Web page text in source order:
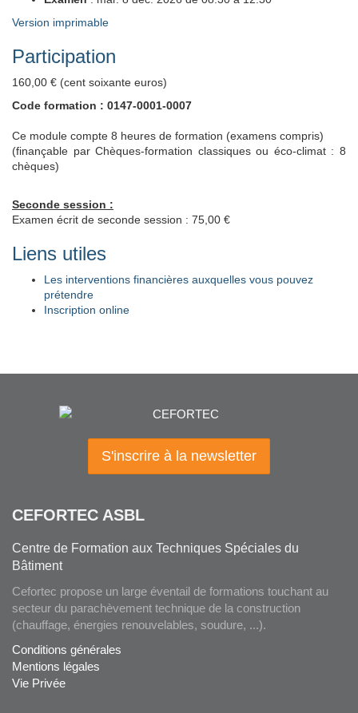
Version imprimable
Participation
160,00 € (cent soixante euros)
Code formation : 0147-0001-0007
Ce module compte 8 heures de formation (examens compris)
(finançable par Chèques-formation classiques ou éco-climat : 8
chèques)
Seconde session :
Examen écrit de seconde session : 75,00 €
Liens utiles
Les interventions financières auxquelles vous pouvez
prétendre
Inscription online
S'inscrire à la newsletter
CEFORTEC ASBL
Centre de Formation aux Techniques Spéciales du
Bâtiment
Cefortec propose un large éventail de formations touchant au
secteur du parachèvement technique de la construction
(chauffage, énergies renouvelables, soudure, ...).
Conditions générales
Mentions légales
Vie Privée